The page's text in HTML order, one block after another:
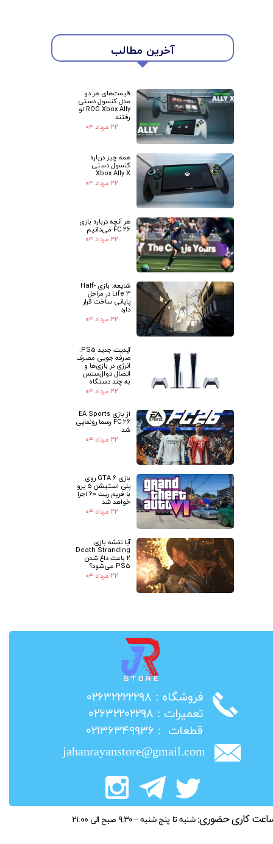
★ آخرین مطالب
قیمت‌های هر دو
مدل کنسول دستی
ROG Xbox Ally لو
رفتند
۲۲ مرداد ۰۴
همه چیز درباره
کنسول دستی
Xbox Ally X
۲۲ مرداد ۰۴
هر آنچه درباره بازی
FC 26 می‌دانیم
۲۲ مرداد ۰۴
شایعه: بازی Half-
Life 3 در مراحل
پایانی ساخت قرار
دارد
۲۲ مرداد ۰۴
آپدیت جدید PS5:
صرفه جویی مصرف
انرژی در بازی‌ها و
اتصال دوال‌سنس
به چند دستگاه
۲۲ مرداد ۰۴
از بازی EA Sports
FC 26 رسما رونمایی
شد
۲۲ مرداد ۰۴
بازی GTA 6 روی
پلی استیشن 5 پرو
با فریم ریت 60 اجرا
خواهد شد
۲۲ مرداد ۰۴
آیا نقشه بازی
Death Stranding
2 باعث داغ شدن
PS5 می‌شود؟
۲۲ مرداد ۰۴
​فروشگاه : ۰۲۶۳۲۲۲۲۲۹۸
​تعمیرات : ۰۲۶۳۲۲۰۲۲۹۸
​قطعات : ۰۲۱۳۶۳۴۹۹۳۶
jahanrayanstore@gmail.com
کاری حضوری: شنبه تا پنج شنبه – ۹:۳۰ صبح الی ۲۱:۰۰